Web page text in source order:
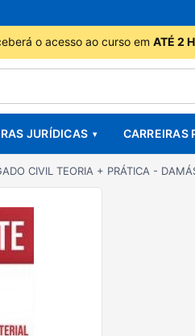
o acesso ao curso em ATÉ 2
JURÍDICAS CARREIRAS
CIVIL TEORIA + PRÁTICA -